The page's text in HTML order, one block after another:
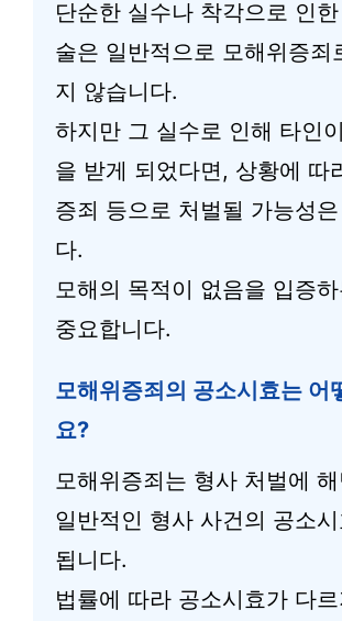
단순한 실수나 착각으로 인
술은 일반적으로 모해위증죄
지 않습니다.
하지만 그 실수로 인해 타인
을 받게 되었다면, 상황에 따
증죄 등으로 처벌될 가능성
다.
모해의 목적이 없음을 입증
중요합니다.
모해위증죄의 공소시효는 어
요?
모해위증죄는 형사 처벌에
일반적인 형사 사건의 공소
됩니다.
법률에 따라 공소시효가 다